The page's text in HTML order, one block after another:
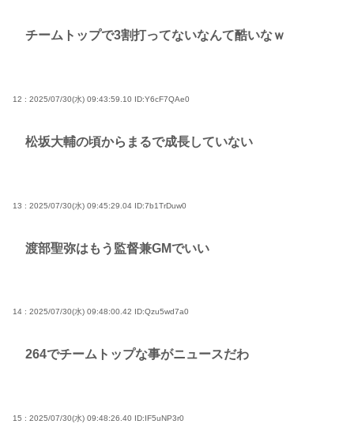
チームトップで3割打ってないなんて酷いなｗ
12 : 2025/07/30(水) 09:43:59.10 ID:Y6cF7QAe0
松坂大輔の頃からまるで成長していない
13 : 2025/07/30(水) 09:45:29.04 ID:7b1TrDuw0
渡部聖弥はもう監督兼GMでいい
14 : 2025/07/30(水) 09:48:00.42 ID:Qzu5wd7a0
264でチームトップな事がニュースだわ
15 : 2025/07/30(水) 09:48:26.40 ID:IF5uNP3r0